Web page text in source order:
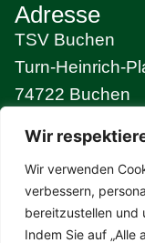
Wir
Wir verwenden
verbessern,
bereitzustellen und
Indem Sie auf „Alle
Adresse
TSV Buchen
Turn-Heinrich-
74722 Buchen
Tel. 06281
Montag:10:00 –